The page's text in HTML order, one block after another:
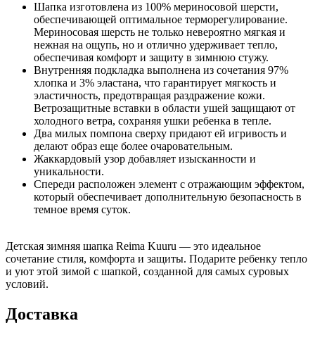
Шапка изготовлена из 100% мериносовой шерсти,
обеспечивающей оптимальное терморегулирование.
Мериносовая шерсть не только невероятно мягкая и
нежная на ощупь, но и отлично удерживает тепло,
обеспечивая комфорт и защиту в зимнюю стужу.
Внутренняя подкладка выполнена из сочетания 97%
хлопка и 3% эластана, что гарантирует мягкость и
эластичность, предотвращая раздражение кожи.
Ветрозащитные вставки в области ушей защищают от
холодного ветра, сохраняя ушки ребенка в тепле.
Два милых помпона сверху придают ей игривость и
делают образ еще более очаровательным.
Жаккардовый узор добавляет изысканности и
уникальности.
Спереди расположен элемент с отражающим эффектом,
который обеспечивает дополнительную безопасность в
темное время суток.
Детская зимняя шапка Reima Kuuru — это идеальное
сочетание стиля, комфорта и защиты. Подарите ребенку тепло
и уют этой зимой с шапкой, созданной для самых суровых
условий.
Доставка